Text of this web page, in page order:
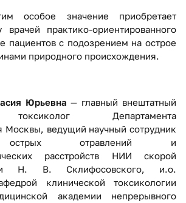
особое значение приобретает
практико-ориентированного
пациентов с подозрением на острое
природного происхождения.
Юрьевна— главный внештатный
токсиколог Департамента
Москвы, ведущий научный сотрудник
острых отравлений и
расстройств НИИ скорой
Н. В. Склифосовского, и.о.
клинической токсикологии
академии непрерывного